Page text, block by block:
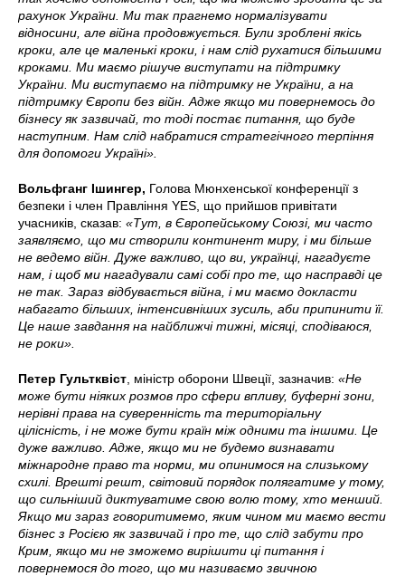
рахунок України. Ми так прагнемо нормалізувати
відносини, але війна продовжується. Були зроблені якісь
кроки, але це маленькі кроки, і нам слід рухатися більшими
кроками. Ми маємо рішуче виступати на підтримку
України. Ми виступаємо на підтримку не України, а на
підтримку Європи без війн. Адже якщо ми повернемось до
бізнесу як зазвичай, то тоді постає питання, що буде
наступним. Нам слід набратися стратегічного терпіння
для допомоги Україні».
Вольфганг Ішингер, Голова Мюнхенської конференції з
безпеки і член Правління YES, що прийшов привітати
учасників, сказав: «Тут, в Європейському Союзі, ми часто
заявляємо, що ми створили континент миру, і ми більше
не ведемо війн. Дуже важливо, що ви, українці, нагадуєте
нам, і щоб ми нагадували самі собі про те, що насправді це
не так. Зараз відбувається війна, і ми маємо докласти
набагато більших, інтенсивніших зусиль, аби припинити її.
Це наше завдання на найближчі тижні, місяці, сподіваюся,
не роки».
Петер Гультквіст , міністр оборони Швеції, зазначив: «Не
може бути ніяких розмов про сфери впливу, буферні зони,
нерівні права на суверенність та територіальну
цілісність, і не може бути країн між одними та іншими. Це
дуже важливо. Адже, якщо ми не будемо визнавати
міжнародне право та норми, ми опинимося на слизькому
схилі. Врешті решт, світовий порядок полягатиме у тому,
що сильніший диктуватиме свою волю тому, хто менший.
Якщо ми зараз говоритимемо, яким чином ми маємо вести
бізнес з Росією як зазвичай і про те, що слід забути про
Крим, якщо ми не зможемо вирішити ці питання і
повернемося до того, що ми називаємо звичною